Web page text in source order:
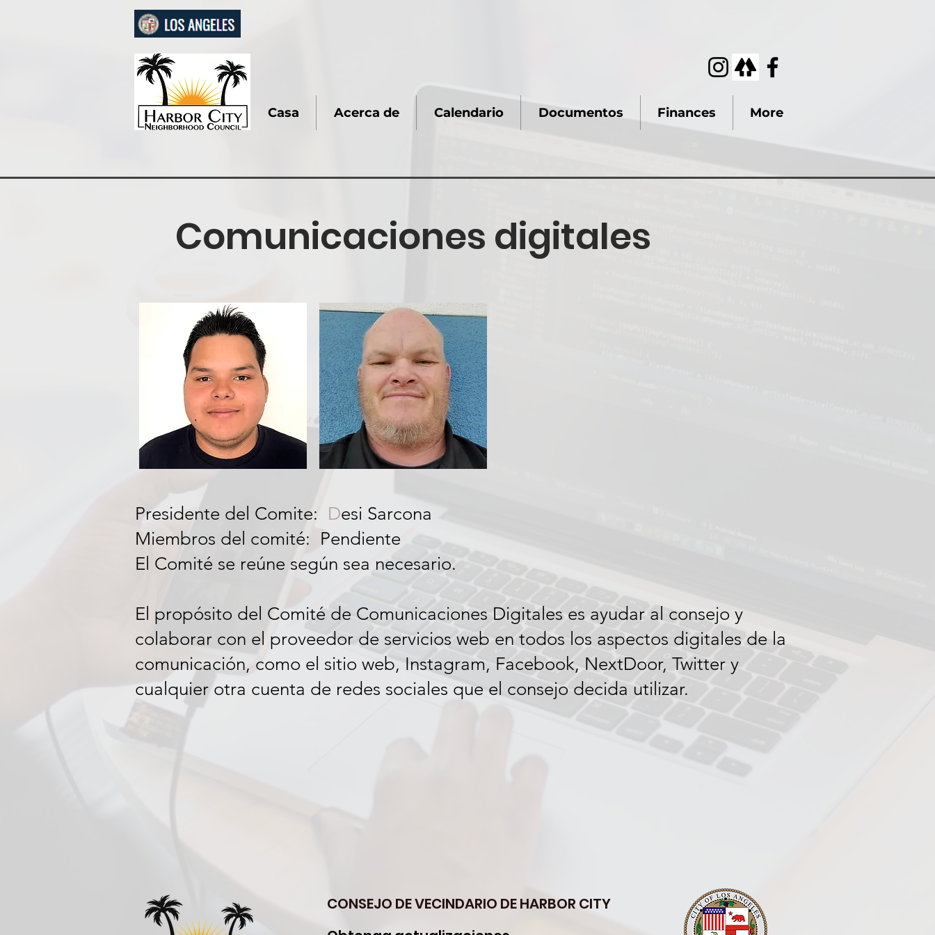
Comunicaciones digitales
Presidente del Comite: Desi Sarcona
Miembros del comité: Pendiente
El Comité se reúne según sea necesario.
El propósito del Comité de Comunicaciones Digitales es ayudar al consejo y
colaborar con el proveedor de servicios web en todos los aspectos digitales de la
comunicación, como el sitio web, Instagram, Facebook, NextDoor, Twitter y
cualquier otra cuenta de redes sociales que el consejo decida utilizar.
Casa Acerca de Calendario Documentos Finances More
CONSEJO DE VECINDARIO DE HARBOR CITY